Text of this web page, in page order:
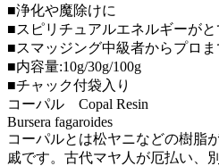
■浄化や魔除けに
■スピリチュアルエネルギーが
■スマッジング中級者からプロ
■内容量:10g/30g/100g
■チャック付袋入り
コーパル Copal Resin
Bursera fagaroides
コーパルとは松ヤニなどの樹脂
戚です。古代マヤ人が厄払い、